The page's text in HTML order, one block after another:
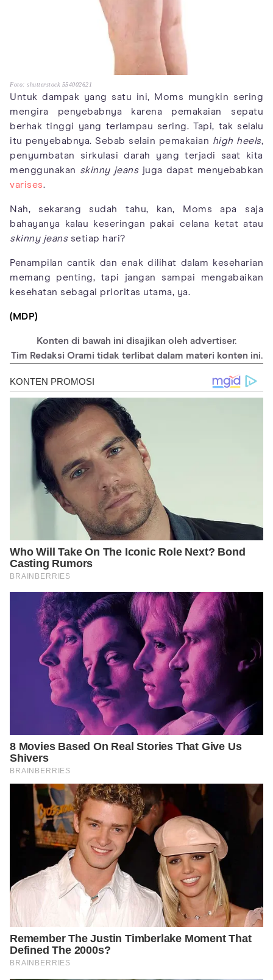
Foto: shutterstock 554002621
Untuk dampak yang satu ini, Moms mungkin sering
mengira penyebabnya karena pemakaian sepatu
berhak tinggi yang terlampau sering. Tapi, tak selalu
itu penyebabnya. Sebab selain pemakaian high heels,
penyumbatan sirkulasi darah yang terjadi saat kita
menggunakan skinny jeansjuga dapat menyebabkan
varises.
Nah, sekarang sudah tahu, kan, Moms apa saja
bahayanya kalau keseringan pakai celana ketat atau
skinny jeans setiap hari?
Penampilan cantik dan enak dilihat dalam keseharian
memang penting, tapi jangan sampai mengabaikan
kesehatan sebagai prioritas utama, ya.
(MDP)
Konten di bawah ini disajikan oleh advertiser.
Tim Redaksi Orami tidak terlibat dalam materi konten ini.